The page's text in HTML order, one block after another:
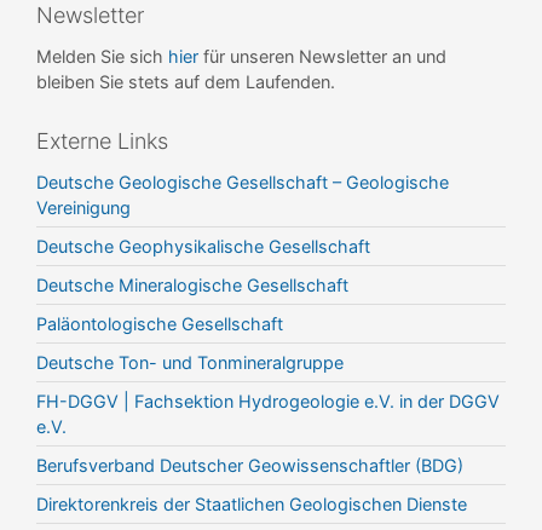
Newsletter
Melden Sie sich hier für unseren Newsletter an und
bleiben Sie stets auf dem Laufenden.
Externe Links
Deutsche Geologische Gesellschaft – Geologische
Vereinigung
Deutsche Geophysikalische Gesellschaft
Deutsche Mineralogische Gesellschaft
Paläontologische Gesellschaft
Deutsche Ton- und Tonmineralgruppe
FH-DGGV | Fachsektion Hydrogeologie e.V. in der DGGV
e.V.
Berufsverband Deutscher Geowissenschaftler (BDG)
Direktorenkreis der Staatlichen Geologischen Dienste